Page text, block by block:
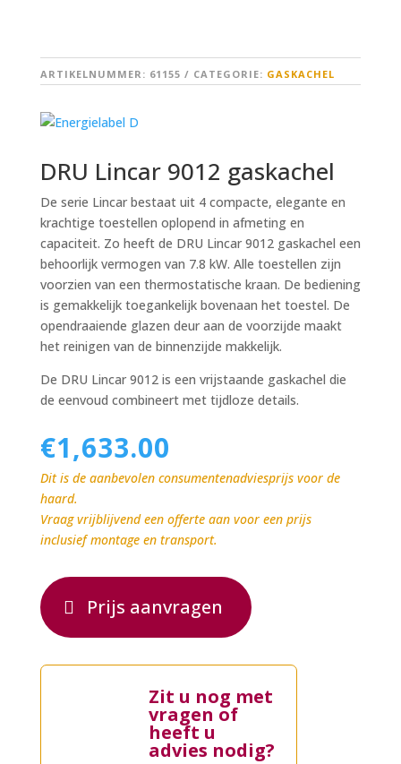
ARTIKELNUMMER: 61155 CATEGORIE: GASKACHEL
DRU Lincar 9012 gaskachel
De serie Lincar bestaat uit 4 compacte, elegante en
krachtige toestellen oplopend in afmeting en
capaciteit. Zo heeft de DRU Lincar 9012 gaskachel een
behoorlijk vermogen van 7.8 kW. Alle toestellen zijn
voorzien van een thermostatische kraan. De bediening
is gemakkelijk toegankelijk bovenaan het toestel. De
opendraaiende glazen deur aan de voorzijde maakt
het reinigen van de binnenzijde makkelijk.
De DRU Lincar 9012 is een vrijstaande gaskachel die
de eenvoud combineert met tijdloze details.
€1,633.00
Dit is de aanbevolen consumentenadviesprijs voor de
haard.
Vraag vrijblijvend een offerte aan voor een prijs
inclusief montage en transport.
Prijs aanvragen
Zit u nog met
vragen of
heeft u
advies nodig?